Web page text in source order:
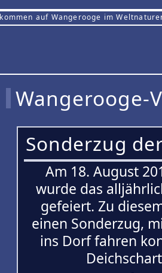
auf Wangerooge im
Wangerooge-
Sonderzug
Am 18. August
wurde das
gefeiert. Zu
einen Sonderzug,
ins Dorf fahren